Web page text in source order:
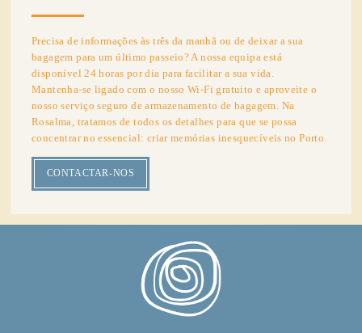
Precisa de informações às três da manhã ou de deixar a sua
bagagem para um último passeio? A nossa equipa está
disponível 24 horas por dia para facilitar a sua vida.
Mantenha-se ligado com o nosso Wi-Fi gratuito e aproveite o
nosso serviço seguro de armazenamento de bagagem. Na
Rosalma, tratamos de todos os detalhes para que se possa
concentrar no essencial: criar memórias inesquecíveis no Porto.
CONTACTAR-NOS